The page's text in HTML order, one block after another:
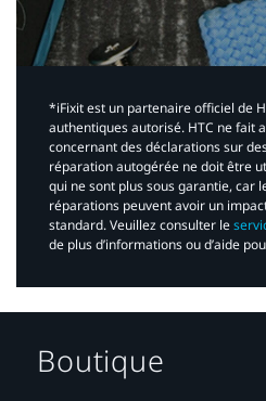
*iFixit est un partenaire officiel de
authentiques autorisé. HTC ne fait
concernant des déclarations sur
réparation autogérée ne doit être
qui ne sont plus sous garantie, car
réparations peuvent avoir un
standard. Veuillez consulter le
de plus d’informations ou d’aide
Boutique